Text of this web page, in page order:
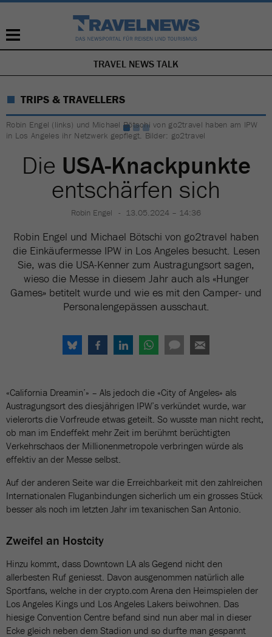
NAVIGATION
ÜBERSPRINGEN
TRAVEL NEWS TALK
TRIPS & TRAVELLERS
Robin Engel (links) und Michael Bötschi von go2travel haben am IPW
in Los Angeles ihr Netzwerk gepflegt. Bilder: go2travel
Die USA-Knackpunkte
entschärfen sich
Robin Engel 13.05.2024 – 14:36
Robin Engel und Michael Bötschi von go2travel haben
die Einkäufermesse IPW in Los Angeles besucht. Lesen
Sie, was die USA-Kenner zum Austragungsort sagen,
wieso die Messe in diesem Jahr auch als «Hunger
Games» betitelt wurde und wie es mit den Camper- und
Personalengepässen ausschaut.
«California Dreamin’» – Als jedoch die «City of Angeles» als
Austragungsort des diesjährigen IPW’s verkündet wurde, war
vielerorts die Vorfreude etwas geteilt. So wusste man nicht recht,
ob man im Endeffekt mehr Zeit im berühmt berüchtigten
Verkehrschaos der Millionenmetropole verbringen würde als
effektiv an der Messe selbst.
Auf der anderen Seite war die Erreichbarkeit mit den zahlreichen
Internationalen Fluganbindungen sicherlich um ein grosses Stück
besser als noch im letzten Jahr im texanischen San Antonio.
Zweifel an Hostcity
Hinzu kommt, dass Downtown LA als Gegend nicht den
allerbesten Ruf geniesst. Davon ausgenommen natürlich alle
Sportfans, welche in der crypto.com Arena den Heimspielen der
Los Angeles Kings und Los Angeles Lakers beiwohnen. Das
hiesige Convention Centre befand sind nun aber mal in dieser
Ecke gleich neben dem Stadion und so durfte man gespannt